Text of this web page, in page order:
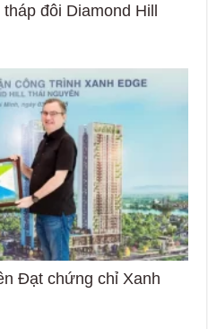
đôi Diamond Hill
Đạt chứng chỉ Xanh